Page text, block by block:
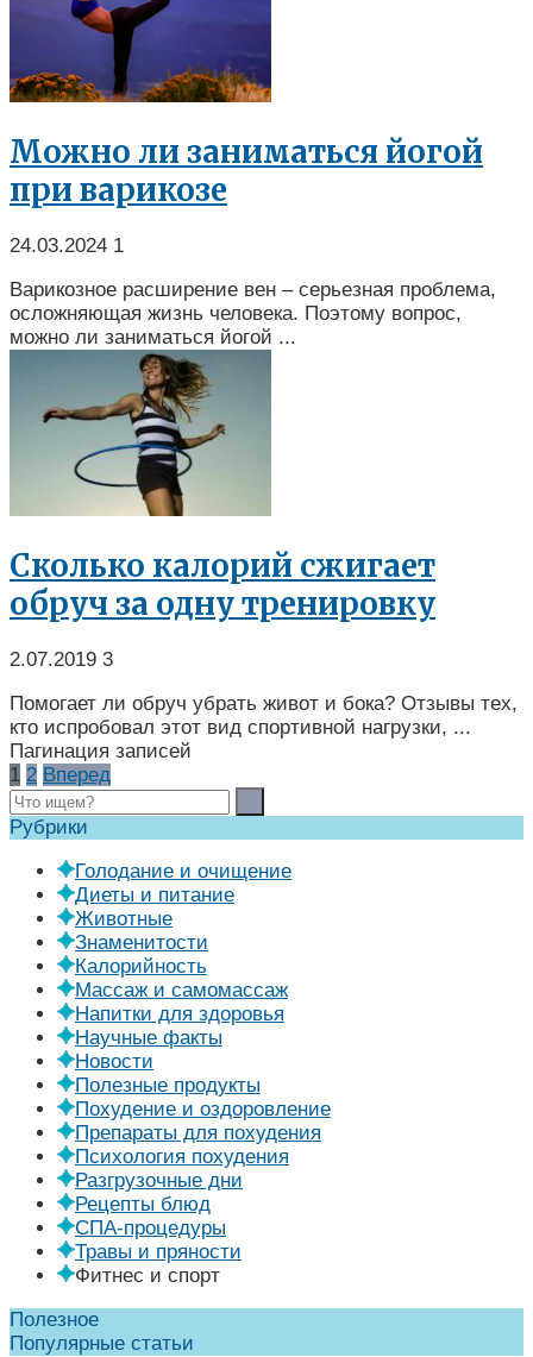
Можно ли заниматься йогой
при варикозе
24.03.2024 1
Варикозное расширение вен – серьезная проблема,
осложняющая жизнь человека. Поэтому вопрос,
можно ли заниматься йогой ...
Сколько калорий сжигает
обруч за одну тренировку
2.07.2019 3
Помогает ли обруч убрать живот и бока? Отзывы тех,
кто испробовал этот вид спортивной нагрузки, ...
Пагинация записей
1 2 Вперед
Рубрики
Голодание и очищение
Диеты и питание
Животные
Знаменитости
Калорийность
Массаж и самомассаж
Напитки для здоровья
Научные факты
Новости
Полезные продукты
Похудение и оздоровление
Препараты для похудения
Психология похудения
Разгрузочные дни
Рецепты блюд
СПА-процедуры
Травы и пряности
Фитнес и спорт
Полезное
Популярные статьи